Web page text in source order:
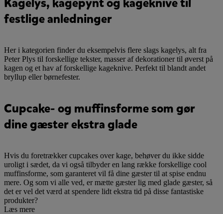
festlige anledninger
Her i kategorien finder du eksempelvis flere slags kagelys, alt fra
Peter Plys til forskellige tekster, masser af dekorationer til øverst på
kagen og et hav af forskellige kageknive. Perfekt til blandt andet
bryllup eller børnefester.
Cupcake- og muffinsforme som gør
dine gæster ekstra glade
Hvis du foretrækker cupcakes over kage, behøver du ikke sidde
uroligt i sædet, da vi også tilbyder en lang række forskellige cool
muffinsforme, som garanteret vil få dine gæster til at spise endnu
mere. Og som vi alle ved, er mætte gæster lig med glade gæster, så
det er vel det værd at spendere lidt ekstra tid på disse fantastiske
produkter?
Læs mere